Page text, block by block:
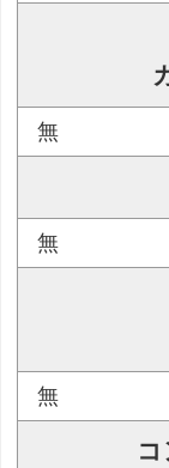
無
無
無